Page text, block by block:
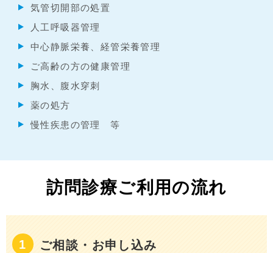
気管切開部の処置
人工呼吸器管理
中心静脈栄養、経管栄養管理
ご高齢の方の健康管理
胸水、腹水穿刺
薬の処方
慢性疾患の管理 等
訪問診療ご利用の流れ
ご相談・お申し込み